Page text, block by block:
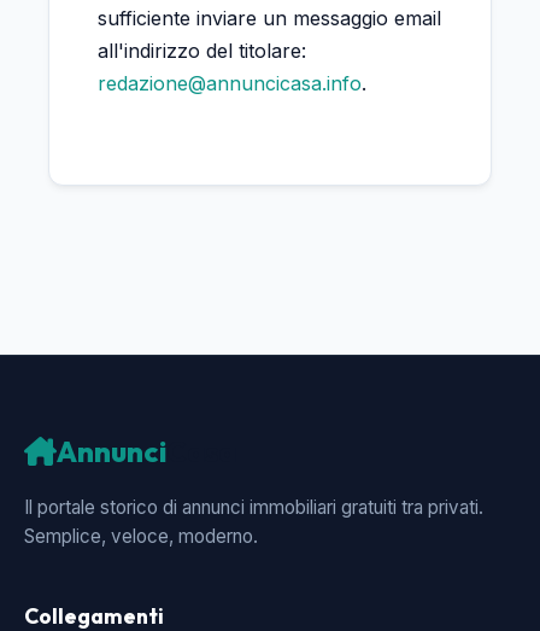
sufficiente inviare un messaggio email
all'indirizzo del titolare:
redazione@annuncicasa.info.
Annunci
Il portale storico di annunci immobiliari gratuiti tra privati.
Semplice, veloce, moderno.
Collegamenti